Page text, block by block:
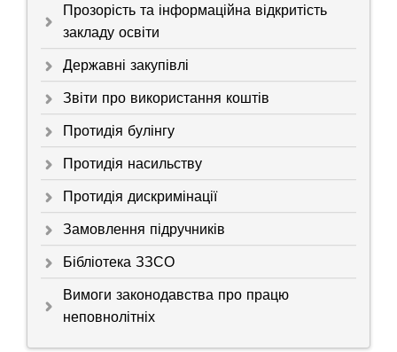
Прозорість та інформаційна відкритість
закладу освіти
Державні закупівлі
Звіти про використання коштів
Протидія булінгу
Протидія насильству
Протидія дискримінації
Замовлення підручників
Бібліотека ЗЗСО
Вимоги законодавства про працю
неповнолітніх